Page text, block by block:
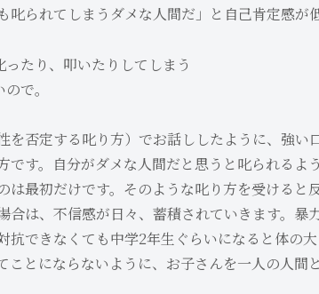
叱られてしまうダメな人間だ」と自己肯定感が
ったり、叩いたりしてしまう
で。
を否定する叱り方）でお話ししたように、強い
です。自分がダメな人間だと思うと叱られるよ
は最初だけです。そのような叱り方を受けると
合は、不信感が日々、蓄積されていきます。暴
抗できなくても中学2年生ぐらいになると体の
ことにならないように、お子さんを一人の人間